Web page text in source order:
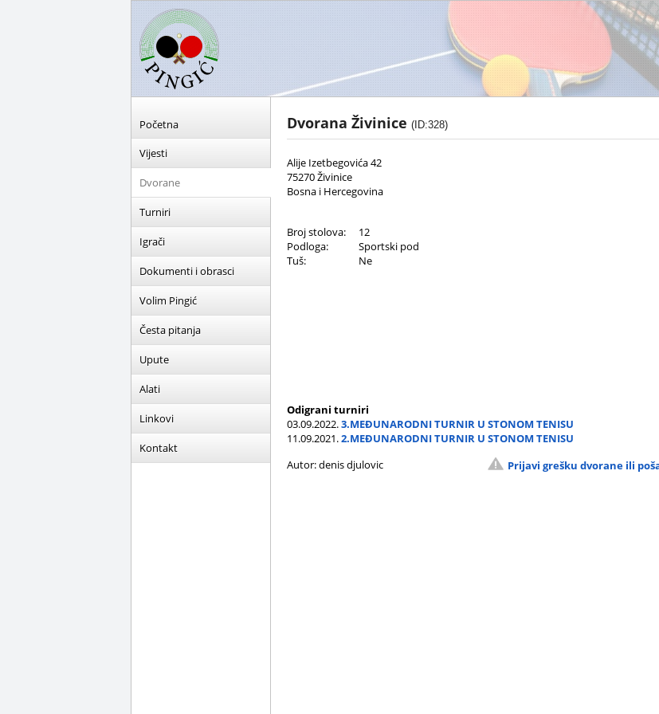
Početna
Vijesti
Dvorane
Turniri
Igrači
Dokumenti i obrasci
Volim Pingić
Česta pitanja
Upute
Alati
Linkovi
Kontakt
Dvorana Živinice (ID:328)
Alije Izetbegovića 42
75270 Živinice
Bosna i Hercegovina
Broj stolova:
12
Podloga:
Sportski pod
Tuš:
Ne
Odigrani turniri
03.09.2022.3.MEĐUNARODNI TURNIR U STONOM TENISU
11.09.2021.2.MEĐUNARODNI TURNIR U STONOM TENISU
Autor: denis djulovic
Prijavi grešku dvorane ili